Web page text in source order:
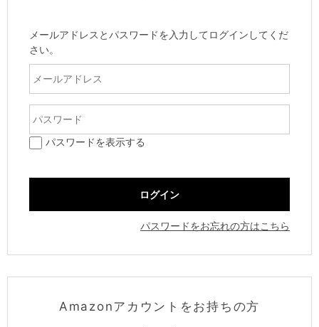
メールアドレスとパスワードを入力してログインしてくだ
さい。
パスワードを表示する
パスワードをお忘れの方はこちら
Amazonアカウントをお持ちの方